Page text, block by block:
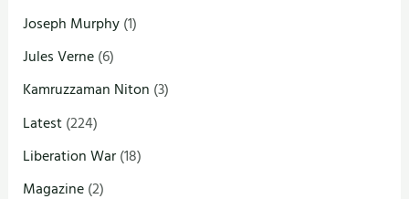
Joseph Murphy(1)
Jules Verne(6)
Kamruzzaman Niton (3)
Latest(224)
Liberation War(18)
Magazine(2)